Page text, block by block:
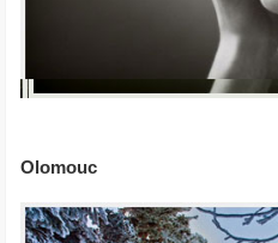
Olomouc